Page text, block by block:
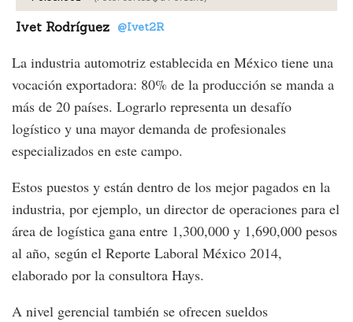
Ivet Rodríguez @Ivet2R
La industria automotriz establecida en México tiene una
vocación exportadora: 80% de la producción se manda a
más de 20 países. Lograrlo representa un desafío
logístico y una mayor demanda de profesionales
especializados en este campo.
Estos puestos y están dentro de los mejor pagados en la
industria, por ejemplo, un director de operaciones para el
área de logística gana entre 1,300,000 y 1,690,000 pesos
al año, según el Reporte Laboral México 2014,
elaborado por la consultora Hays.
A nivel gerencial también se ofrecen sueldos